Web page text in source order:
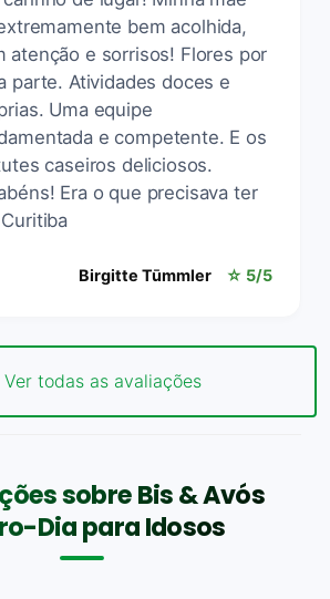
bem acolhida,
atenção e sorrisos! Flores por
parte. Atividades doces e
Uma equipe
e competente. E os
caseiros deliciosos.
Era o que precisava ter
Birgitte Tūmmler ☆ 5/5
Ver todas as avaliações
sobre Bis & Avós
Dia para Idosos